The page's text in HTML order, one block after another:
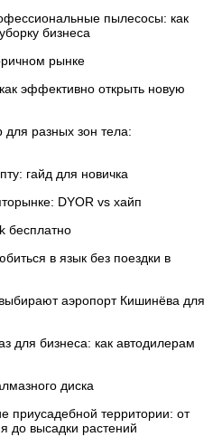
пылесосы: как
бизнеса
рынке
эффективно открыть новую
разных зон тела:
гайд для новичка
DYOR vs хайп
бесплатно
в язык без поездки в
аэропорт Кишинёва для
для бизнеса: как автодилерам
диска
приусадебной территории: от
до высадки растений